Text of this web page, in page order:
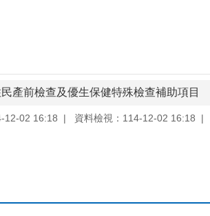
產前檢查及優生保健特殊檢查補助項目
12-02 16:18 資料檢視：114-12-02 16:18